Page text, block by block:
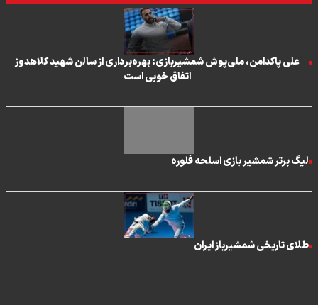
علی پاکدامن، ملی‌پوش شمشیربازی: بهره‌برداری از سالن شهید کلاهدوز
اتفاق خوبی است
لیگ برتر شمشیر بازی اسلحه فلوره
طلای تاریخی شمشیرباز ایران